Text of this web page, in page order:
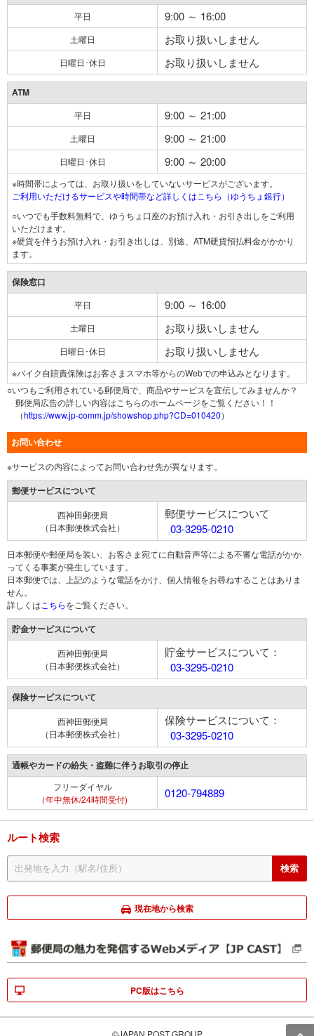
平日 9:00 ～ 16:00
土曜日 お取り扱いしません
日曜日･休日 お取り扱いしません
ATM
平日 9:00 ～ 21:00
土曜日 9:00 ～ 21:00
日曜日･休日 9:00 ～ 20:00
※時間帯によっては、お取り扱いをしていないサービスがございます。
ご利用いただけるサービスや時間帯など詳しくはこちら（ゆうちょ銀行）
○いつでも手数料無料で、ゆうちょ口座のお預け入れ・お引き出しをご利用
いただけます。
※硬貨を伴うお預け入れ・お引き出しは、別途、ATM硬貨預払料金がかかり
ます。
保険窓口
平日 9:00 ～ 16:00
土曜日 お取り扱いしません
日曜日･休日 お取り扱いしません
※バイク自賠責保険はお客さまスマホ等からのWebでの申込みとなります。
○いつもご利用されている郵便局で、商品やサービスを宣伝してみませんか？
郵便局広告の詳しい内容はこちらのホームページをご覧ください！！
（https://www.jp-comm.jp/showshop.php?CD=010420）
お問い合わせ
※サービスの内容によってお問い合わせ先が異なります。
郵便サービスについて
西神田郵便局
（日本郵便株式会社）
郵便サービスについて
03-3295-0210
日本郵便や郵便局を装い、お客さま宛てに自動音声等による不審な電話がかか
ってくる事案が発生しています。
日本郵便では、上記のような電話をかけ、個人情報をお尋ねすることはありま
せん。
詳しくは こちらをご覧ください。
貯金サービスについて
西神田郵便局
（日本郵便株式会社）
貯金サービスについて：
03-3295-0210
保険サービスについて
西神田郵便局
（日本郵便株式会社）
保険サービスについて：
03-3295-0210
通帳やカードの紛失・盗難に伴うお取引の停止
フリーダイヤル
（年中無休/24時間受付)
0120-794889
ルート検索
現在地から検索
PC版はこちら